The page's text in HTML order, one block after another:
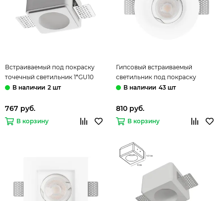
Встраиваемый под покраску
точечный светильник 1*GU10
371011 белый WIR CAIL Novotech
2 шт
767 руб.
В корзину
Гипсовый встраиваемый
светильник под покраску
1*GU10 10356C белый Ghost LOFT
43 шт
810 руб.
В корзину